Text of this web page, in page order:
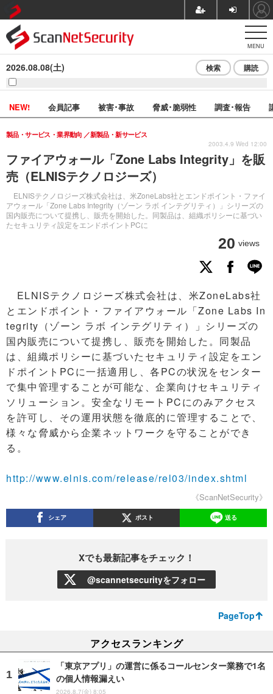
MENU
2026.08.08(土) 検索 購読
NEW! 会員記事 被害･事故 脅威･脆弱性 調査･報告
ファイアウォール「Zone Labs Integrity」を販
売（ELNISテクノロジーズ）
ELNISテクノロジーズ株式会社は、米ZoneLabs社とエンドポイント・ファイ
アウォール「Zone Labs Integrity（ゾーン ラボ インテグリティ）」シリーズの
国内販売について提携し、販売を開始した。同製品は、組織ポリシーに基づい
たセキュリティ設定をエンドポイントPCに
製品・サービス・業界動向 新製品・新サービス
20 views
2003.4.9 Wed 12:00
ELNISテクノロジーズ株式会社は、米ZoneLabs社
とエンドポイント・ファイアウォール「Zone Labs In
tegrity（ゾーン ラボ インテグリティ）」シリーズの
国内販売について提携し、販売を開始した。同製品
は、組織ポリシーに基づいたセキュリティ設定をエン
ドポイントPCに一括適用し、各PCの状況をセンター
で集中管理することが可能な、企業向けセキュリティ
ソリューション。安全なリモートPCにのみアクセス
を許可し、その運用状態を徹底的に管理することで、
様々な脅威から企業ネットワークを守ることができ
る。
http://www.elnis.com/release/rel03/index.shtml
《ScanNetSecurity》
シェア ポスト 送る
Xでも最新記事をチェック！
@scannetsecurityをフォロー
PageTop
アクセスランキング
「東京アプリ」の運営に係るコールセンター業務で1名
の個人情報漏えい
2026.8.7(金) 8:05